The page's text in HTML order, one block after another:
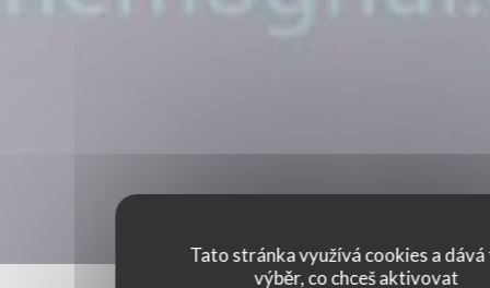
Tato stránka využívá cookies a dává
výběr, co chceš aktivovat